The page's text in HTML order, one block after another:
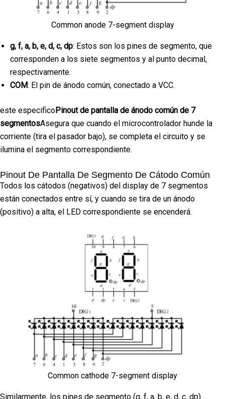
Common anode 7-segment display
g, f, a, b, e, d, c, dp: Estos son los pines de segmento, que
corresponden a los siete segmentos y al punto decimal,
respectivamente.
COM: El pin de ánodo común, conectado a VCC.
este especificoPinout de pantalla de ánodo común de 7
segmentosAsegura que cuando el microcontrolador hunde la
corriente (tira el pasador bajo), se completa el circuito y se
ilumina el segmento correspondiente.
Pinout De Pantalla De Segmento De Cátodo Común
Todos los cátodos (negativos) del display de 7 segmentos
están conectados entre sí, y cuando se tira de un ánodo
(positivo) a alta, el LED correspondiente se encenderá.
Common cathode 7-segment display
Similarmente, los pines de segmento (g, f, a, b, e, d, c, dp)